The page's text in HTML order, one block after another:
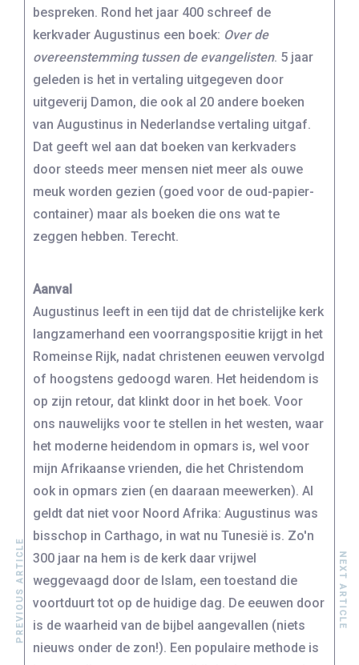
bespreken. Rond het jaar 400 schreef de
kerkvader Augustinus een boek: Over de
overeenstemming tussen de evangelisten. 5 jaar
geleden is het in vertaling uitgegeven door
uitgeverij Damon, die ook al 20 andere boeken
van Augustinus in Nederlandse vertaling uitgaf.
Dat geeft wel aan dat boeken van kerkvaders
door steeds meer mensen niet meer als ouwe
meuk worden gezien (goed voor de oud-papier-
container) maar als boeken die ons wat te
zeggen hebben. Terecht.
Aanval
Augustinus leeft in een tijd dat de christelijke kerk
langzamerhand een voorrangspositie krijgt in het
Romeinse Rijk, nadat christenen eeuwen vervolgd
of hoogstens gedoogd waren. Het heidendom is
op zijn retour, dat klinkt door in het boek. Voor
ons nauwelijks voor te stellen in het westen, waar
het moderne heidendom in opmars is, wel voor
mijn Afrikaanse vrienden, die het Christendom
ook in opmars zien (en daaraan meewerken). Al
geldt dat niet voor Noord Afrika: Augustinus was
bisschop in Carthago, in wat nu Tunesië is. Zo'n
300 jaar na hem is de kerk daar vrijwel
weggevaagd door de Islam, een toestand die
voortduurt tot op de huidige dag. De eeuwen door
is de waarheid van de bijbel aangevallen (niets
nieuws onder de zon!). Een populaire methode is
PREVIOUS ARTICLE NEXT ARTICLE